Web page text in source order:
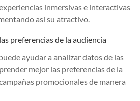
inmersivas e interactivas
así su atractivo.
preferencias de la audiencia
ayudar a analizar datos de las
mejor las preferencias de la
promocionales de manera